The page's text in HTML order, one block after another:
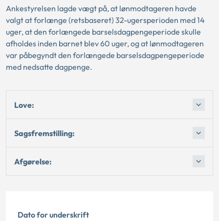
Ankestyrelsen lagde vægt på, at lønmodtageren havde
valgt at forlænge (retsbaseret) 32-ugersperioden med 14
uger, at den forlængede barselsdagpengeperiode skulle
afholdes inden barnet blev 60 uger, og at lønmodtageren
var påbegyndt den forlængede barselsdagpengeperiode
med nedsatte dagpenge.
Love:
Sagsfremstilling:
Afgørelse:
Dato for underskrift